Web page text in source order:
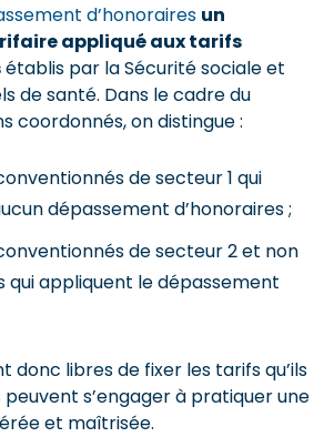
d’honoraires un
appliqué aux tarifs
établis par la Sécurité sociale et
de santé. Dans le cadre du
coordonnés, on distingue :
de secteur 1 qui
dépassement d’honoraires ;
de secteur 2 et non
qui appliquent le dépassement
donc libres de fixer les tarifs qu’ils
s’engager à pratiquer une
et maîtrisée.